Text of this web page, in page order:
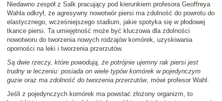
Niedawno zespół z Salk pracujący pod kierunkiem profesora Geoffreya
Wahla odkrył, że agresywny nowotwór piersi ma zdolność do powrotu do
elastycznego, wcześniejszego stadium, jakie spotyka się w płodowej
tkance piersi. Ta umiejętność może być kluczowa dla zdolności
nowotworu do tworzenia nowych rodzajów komórek, uzyskiwania
oporności na leki i tworzenia przerzutów.
Są dwie rzeczy, które powodują, że potrójnie ujemny rak piersi jest
trudny w leczeniu: posiada on wiele typów komórek w pojedynczym
guzie oraz ma zdolność do tworzenia przerzutów, mówi profesor Wahl.
Jeśli z pojedynczych komórek ma powstać złożony organizm, to